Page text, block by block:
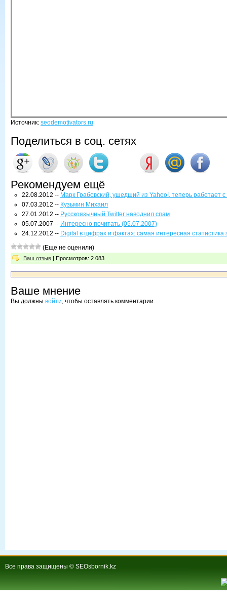
Источник: seodemotivators.ru
Поделиться в соц. сетях
Рекомендуем ещё
22.08.2012 -- Марк Грабовский, ушедший из Yahoo!, теперь работает
07.03.2012 -- Кузьмин Михаил
27.01.2012 -- Русскоязычный Twitter наводнил спам
05.07.2007 -- Интересно почитать (05.07.2007)
24.12.2012 -- Digital в цифрах и фактах: самая интересная статистика
(Еще не оценили)
Ваш отзыв | Просмотров: 2 083
Ваше мнение
Вы должны войти, чтобы оставлять комментарии.
Все права защищены © SEOsbornik.kz